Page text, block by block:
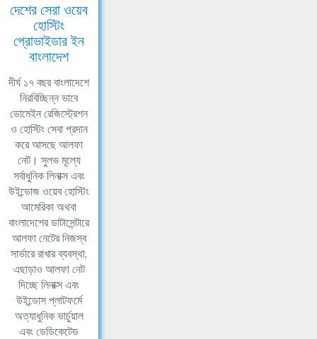
দেশের সেরা ওয়েব
হোস্টিং
প্রোভাইডার ইন
বাংলাদেশ
দীর্ঘ ১৭ বছর বাংলাদেশে
নিরবিচ্ছিন্ন ভাবে
ডোমেইন রেজিস্ট্রেশন
ও হোস্টিং সেবা প্রদান
করে আসছে আলফা
নেট। সুলভ মূল্যে
সর্বাধুনিক লিনাক্স এবং
উইন্ডোজ ওয়েব হোস্টিং
আমেরিকা অথবা
বাংলাদেশের ডাটাসেন্টারে
আলফা নেটের নিজস্ব
সার্ভারে রাখার ব্যবস্থা,
এছাড়াও আলফা নেট
দিচ্ছে লিনাক্স এবং
উইন্ডোস প্লাটফর্মে
অত্যাধুনিক ভার্চুয়াল
এবং ডেডিকেটেড